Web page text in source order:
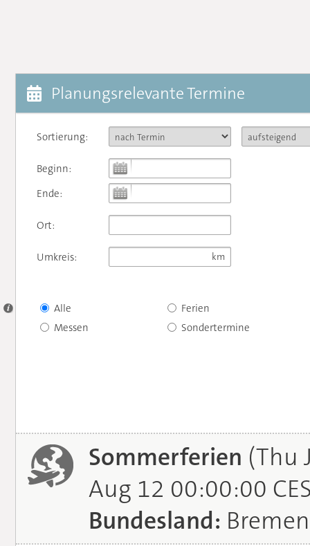
Planungsrelevante Termine
Sortierung:
Beginn:
Ende:
Ort:
Umkreis:
Alle
Messen
Ferien
Sondertermine
Sommerferien (Thu
Aug 12 00:00:00
Bundesland: Bremen